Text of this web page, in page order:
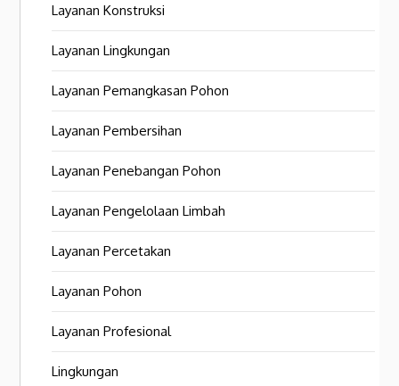
Layanan Konstruksi
Layanan Lingkungan
Layanan Pemangkasan Pohon
Layanan Pembersihan
Layanan Penebangan Pohon
Layanan Pengelolaan Limbah
Layanan Percetakan
Layanan Pohon
Layanan Profesional
Lingkungan